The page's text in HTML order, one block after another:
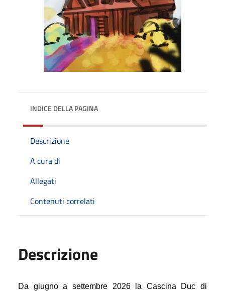
INDICE DELLA PAGINA
Descrizione
A cura di
Allegati
Contenuti correlati
Descrizione
Da giugno a settembre 2026 la Cascina Duc di